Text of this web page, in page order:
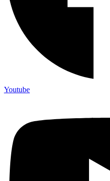
Youtube